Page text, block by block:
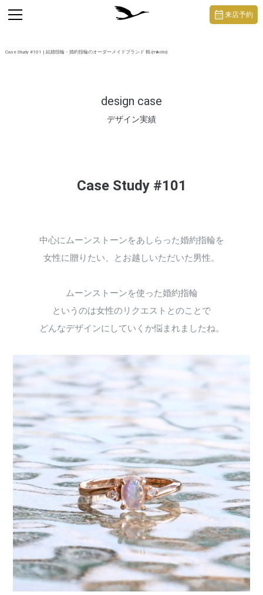
Case Study #101 | 結婚指輪・婚約指輪のオーダーメイドブランド 鶴 (mikoto)
design case
デザイン実績
toggle
navigation
来店予約
Case Study #101
中心にムーンストーンをあしらった婚約指輪を
女性に贈りたい、とお越しいただいた男性。
ムーンストーンを使った婚約指輪
というのは女性のリクエストとのことで
どんなデザインにしていくか悩まれましたね。